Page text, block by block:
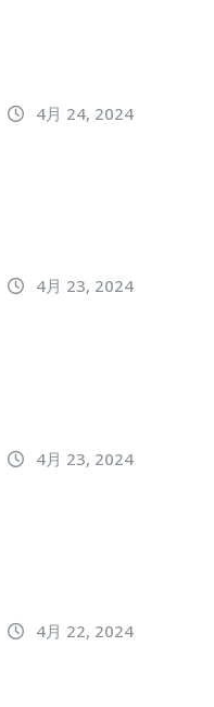
4月 24, 2024
4月 23, 2024
4月 23, 2024
4月 22, 2024